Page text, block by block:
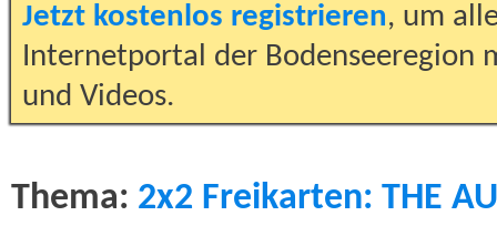
Jetzt kostenlos registrieren, um
Internetportal der Bodenseeregion
und Videos.
Thema: 2x2 Freikarten: THE